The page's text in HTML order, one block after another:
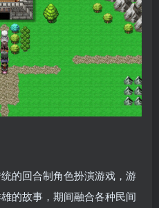
的回合制角色扮演游戏，游
的故事，期间融合各种民间